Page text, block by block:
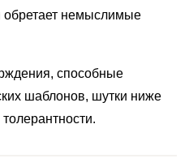
обретает немыслимые
способные
шаблонов, шутки ниже